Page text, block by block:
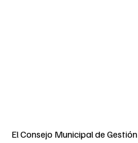
El Consejo Municipal de